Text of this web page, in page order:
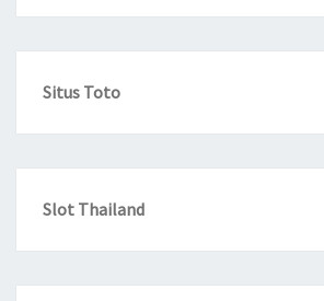
Situs Toto
Slot Thailand